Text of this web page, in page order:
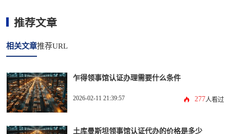
推荐文章
相关文章推荐URL
乍得领事馆认证办理需要什么条件
2026-02-11 21:39:57 277人看过
土库曼斯坦领事馆认证代办的价格是多少